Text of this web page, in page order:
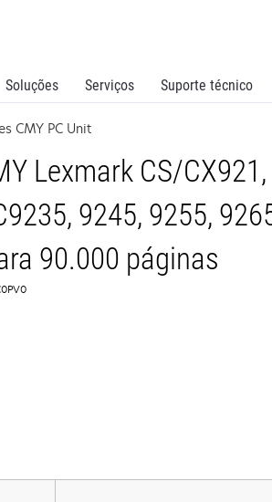
Soluções Serviços Suporte técnico
CMY PC Unit
Lexmark CS/CX921,
9245, 9255,
90.000 páginas